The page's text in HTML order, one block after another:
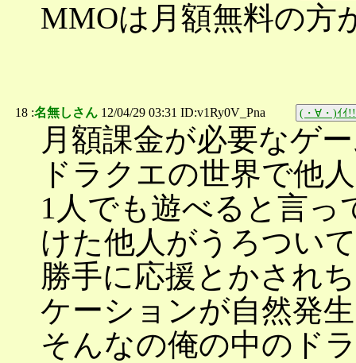
MMOは月額無料の方
18 :名無しさん 12/04/29 03:31 ID:v1Ry0V_Pna (・∀・)ｲｲ!!
月額課金が必要なゲ
ドラクエの世界で他
1人でも遊べると言っ
けた他人がうろつい
勝手に応援とかされ
ケーションが自然発
そんなの俺の中のド